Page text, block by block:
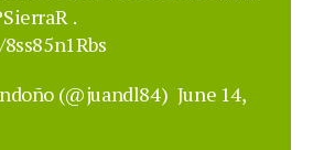
.
(@juandl84) June 14,